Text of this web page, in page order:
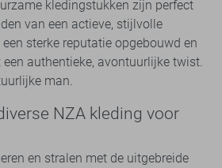
kledingstukken zijn perfect
van een actieve, stijlvolle
sterke reputatie opgebouwd en
authentieke, avontuurlijke twist.
man.
NZA kleding voor
en stralen met de uitgebreide